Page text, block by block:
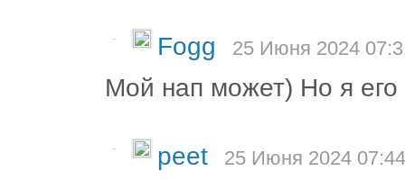
- Fogg 25 Июня 2024
Мой нап может) Но я
- peet 25 Июня 2024